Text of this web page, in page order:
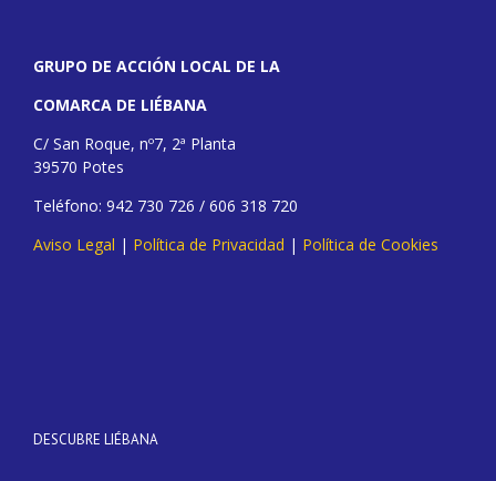
GRUPO DE ACCIÓN LOCAL DE LA
COMARCA DE LIÉBANA
C/ San Roque, nº7, 2ª Planta
39570 Potes
Teléfono: 942 730 726 / 606 318 720
Aviso Legal | Política de Privacidad | Política de Cookies
DESCUBRE LIÉBANA